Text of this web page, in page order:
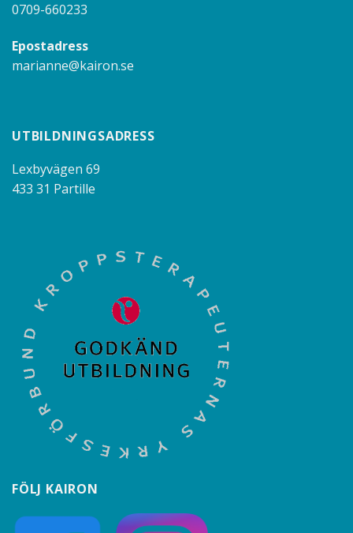
0709-660233
Epostadress
marianne@kairon.se
UTBILDNINGSADRESS
Lexbyvägen 69
433 31 Partille
FÖLJ KAIRON